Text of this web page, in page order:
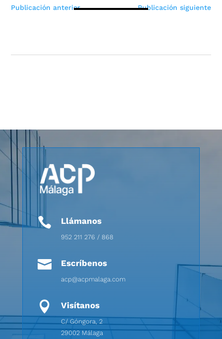
Navegación
Publicación anterior Publicación siguiente
 Llámanos
952 211 276 / 868
 Escríbenos
acp@acpmalaga.com
 Visítanos
C/ Góngora, 2
29002 Málaga